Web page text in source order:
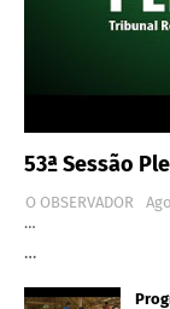
53ª Sessão
O OBSERVADOR
…
…